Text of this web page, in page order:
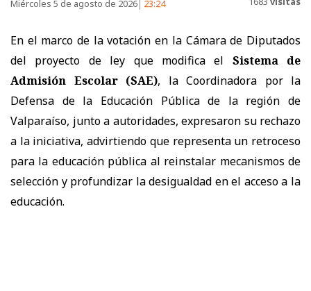
Miércoles 5 de agosto de 2026 23:24
En el marco de la votación en la Cámara de Diputados
del proyecto de ley que modifica el
Sistema de
Admisión Escolar (SAE), la Coordinadora por la
Defensa de la Educación Pública de la región de
Valparaíso, junto a autoridades, expresaron su rechazo
a la iniciativa, advirtiendo que representa un retroceso
para la educación pública al reinstalar mecanismos de
selección y profundizar la desigualdad en el acceso a la
educación.